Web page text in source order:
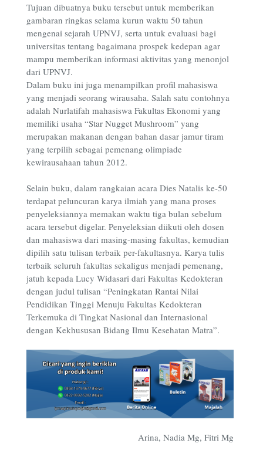
Tujuan dibuatnya buku tersebut untuk memberikan
gambaran ringkas selama kurun waktu 50 tahun
mengenai sejarah UPNVJ, serta untuk evaluasi bagi
universitas tentang bagaimana prospek kedepan agar
mampu memberikan informasi aktivitas yang menonjol
dari UPNVJ.
Dalam buku ini juga menampilkan profil mahasiswa
yang menjadi seorang wirausaha. Salah satu contohnya
adalah Nurlatifah mahasiswa Fakultas Ekonomi yang
memiliki usaha “Star Nugget Mushroom” yang
merupakan makanan dengan bahan dasar jamur tiram
yang terpilih sebagai pemenang olimpiade
kewirausahaan tahun 2012.
Selain buku, dalam rangkaian acara Dies Natalis ke-50
terdapat peluncuran karya ilmiah yang mana proses
penyeleksiannya memakan waktu tiga bulan sebelum
acara tersebut digelar. Penyeleksian diikuti oleh dosen
dan mahasiswa dari masing-masing fakultas, kemudian
dipilih satu tulisan terbaik per-fakultasnya. Karya tulis
terbaik seluruh fakultas sekaligus menjadi pemenang,
jatuh kepada Lucy Widasari dari Fakultas Kedokteran
dengan judul tulisan “Peningkatan Rantai Nilai
Pendidikan Tinggi Menuju Fakultas Kedokteran
Terkemuka di Tingkat Nasional dan Internasional
dengan Kekhususan Bidang Ilmu Kesehatan Matra”.
Arina, Nadia Mg, Fitri Mg